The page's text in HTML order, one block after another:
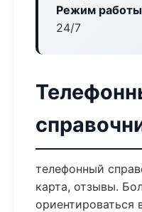
Режим
24/7
телефонный
карта, отзывы.
ориентироваться